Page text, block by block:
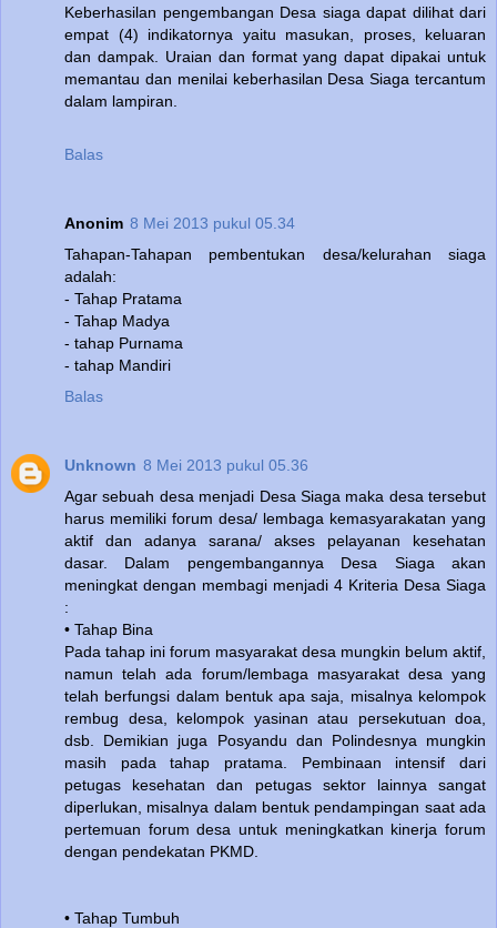
Keberhasilan pengembangan Desa siaga dapat dilihat dari
empat (4) indikatornya yaitu masukan, proses, keluaran
dan dampak. Uraian dan format yang dapat dipakai untuk
memantau dan menilai keberhasilan Desa Siaga tercantum
dalam lampiran.
Balas
Anonim 8 Mei 2013 pukul 05.34
Tahapan-Tahapan pembentukan desa/kelurahan siaga
adalah:
- Tahap Pratama
- Tahap Madya
- tahap Purnama
- tahap Mandiri
Balas
Unknown 8 Mei 2013 pukul 05.36
Agar sebuah desa menjadi Desa Siaga maka desa tersebut
harus memiliki forum desa/ lembaga kemasyarakatan yang
aktif dan adanya sarana/ akses pelayanan kesehatan
dasar. Dalam pengembangannya Desa Siaga akan
meningkat dengan membagi menjadi 4 Kriteria Desa Siaga
:
• Tahap Bina
Pada tahap ini forum masyarakat desa mungkin belum aktif,
namun telah ada forum/lembaga masyarakat desa yang
telah berfungsi dalam bentuk apa saja, misalnya kelompok
rembug desa, kelompok yasinan atau persekutuan doa,
dsb. Demikian juga Posyandu dan Polindesnya mungkin
masih pada tahap pratama. Pembinaan intensif dari
petugas kesehatan dan petugas sektor lainnya sangat
diperlukan, misalnya dalam bentuk pendampingan saat ada
pertemuan forum desa untuk meningkatkan kinerja forum
dengan pendekatan PKMD.
• Tahap Tumbuh